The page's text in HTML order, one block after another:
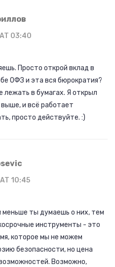
03:40
Просто открой вклад в
ОФЗ и эта вся бюрократия?
лежать в бумагах. Я открыл
и всё работает
просто действуйте. :)
10:45
ты думаешь о них, тем
инструменты - это
которое мы не можем
безопасности, но цена
Возможно,